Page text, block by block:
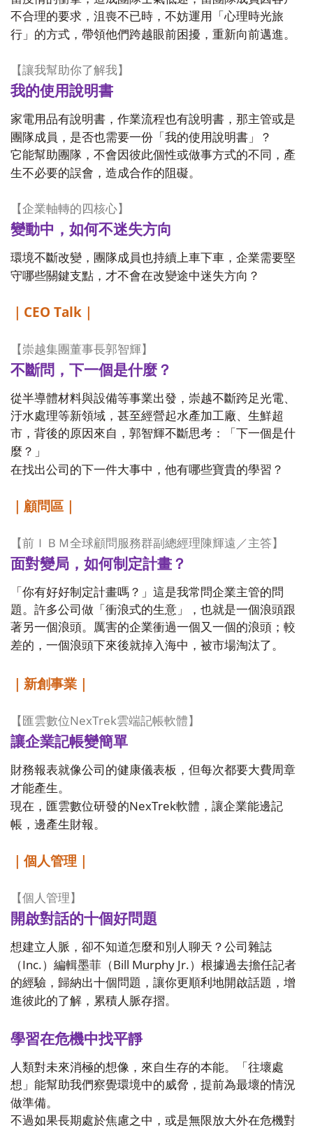
不合理的要求，沮喪不已時，不妨運用「心理時光旅
行」的方式，帶領他們跨越眼前困擾，重新向前邁進。
【讓我幫助你了解我】
我的使用說明書
家電用品有說明書，作業流程也有說明書，那主管或是
團隊成員，是否也需要一份「我的使用說明書」？
它能幫助團隊，不會因彼此個性或做事方式的不同，產
生不必要的誤會，造成合作的阻礙。
【企業軸轉的四核心】
變動中，如何不迷失方向
環境不斷改變，團隊成員也持續上車下車，企業需要堅
守哪些關鍵支點，才不會在改變途中迷失方向？
CEO Talk
【崇越集團董事長郭智輝】
不斷問，下一個是什麼？
從半導體材料與設備等事業出發，崇越不斷跨足光電、
汙水處理等新領域，甚至經營起水產加工廠、生鮮超
市，背後的原因來自，郭智輝不斷思考：「下一個是什
麼？」
在找出公司的下一件大事中，他有哪些寶貴的學習？
｜顧問區｜
【前ＩＢＭ全球顧問服務群副總經理陳輝遠／主答】
面對變局，如何制定計畫？
「你有好好制定計畫嗎？」這是我常問企業主管的問
題。許多公司做「衝浪式的生意」，也就是一個浪頭跟
著另一個浪頭。厲害的企業衝過一個又一個的浪頭；較
差的，一個浪頭下來後就掉入海中，被市場淘汰了。
｜新創事業｜
【匯雲數位NexTrek雲端記帳軟體】
讓企業記帳變簡單
財務報表就像公司的健康儀表板，但每次都要大費周章
才能產生。
現在，匯雲數位研發的NexTrek軟體，讓企業能邊記
帳，邊產生財報。
｜個人管理｜
【個人管理】
開啟對話的十個好問題
想建立人脈，卻不知道怎麼和別人聊天？公司雜誌
（Inc.）編輯墨菲（Bill Murphy Jr.）根據過去擔任記者
的經驗，歸納出十個問題，讓你更順利地開啟話題，增
進彼此的了解，累積人脈存摺。
學習在危機中找平靜
人類對未來消極的想像，來自生存的本能。「往壞處
想」能幫助我們察覺環境中的威脅，提前為最壞的情況
做準備。
不過如果長期處於焦慮之中，或是無限放大外在危機對